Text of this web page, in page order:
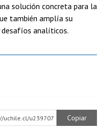
solución concreta para la
también amplía su
desafíos analíticos.
uchile.cl/u239707 Copiar